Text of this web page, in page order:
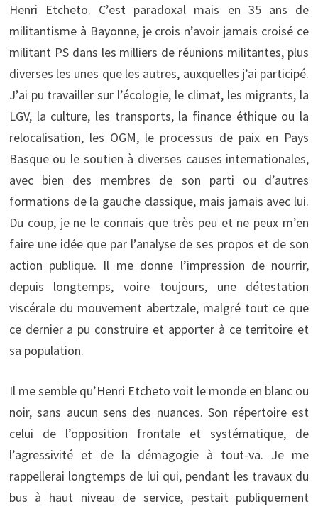
Henri Etcheto. C’est paradoxal mais en 35 ans de
militantisme à Bayonne, je crois n’avoir jamais croisé ce
militant PS dans les milliers de réunions militantes, plus
diverses les unes que les autres, auxquelles j’ai participé.
J’ai pu travailler sur l’écologie, le climat, les migrants, la
LGV, la culture, les transports, la finance éthique ou la
relocalisation, les OGM, le processus de paix en Pays
Basque ou le soutien à diverses causes internationales,
avec bien des membres de son parti ou d’autres
formations de la gauche classique, mais jamais avec lui.
Du coup, je ne le connais que très peu et ne peux m’en
faire une idée que par l’analyse de ses propos et de son
action publique. Il me donne l’impression de nourrir,
depuis longtemps, voire toujours, une détestation
viscérale du mouvement abertzale, malgré tout ce que
ce dernier a pu construire et apporter à ce territoire et
sa population.
Il me semble qu’Henri Etcheto voit le monde en blanc ou
noir, sans aucun sens des nuances. Son répertoire est
celui de l’opposition frontale et systématique, de
l’agressivité et de la démagogie à tout-va. Je me
rappellerai longtemps de lui qui, pendant les travaux du
bus à haut niveau de service, pestait publiquement